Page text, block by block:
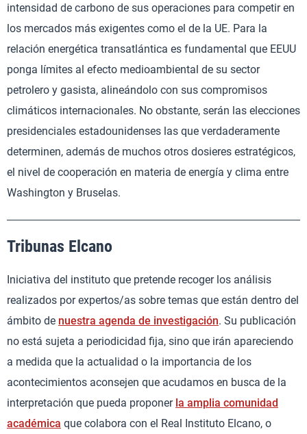
intensidad de carbono de sus operaciones para competir en
los mercados más exigentes como el de la UE. Para la
relación energética transatlántica es fundamental que EEUU
ponga límites al efecto medioambiental de su sector
petrolero y gasista, alineándolo con sus compromisos
climáticos internacionales. No obstante, serán las elecciones
presidenciales estadounidenses las que verdaderamente
determinen, además de muchos otros dosieres estratégicos,
el nivel de cooperación en materia de energía y clima entre
Washington y Bruselas.
Tribunas Elcano
Iniciativa del instituto que pretende recoger los análisis
realizados por expertos/as sobre temas que están dentro del
ámbito de nuestra agenda de investigación. Su publicación
no está sujeta a periodicidad fija, sino que irán apareciendo
a medida que la actualidad o la importancia de los
acontecimientos aconsejen que acudamos en busca de la
interpretación que pueda proponer la amplia comunidad
académica que colabora con el Real Instituto Elcano, o